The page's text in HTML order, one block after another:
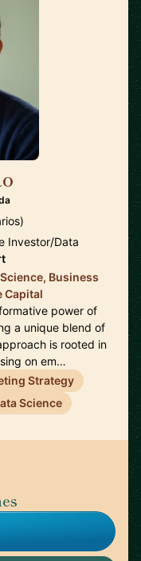
Investor/Data
Business
Capital
power of
a unique blend of
is rooted in
on em…
Strategy
Science